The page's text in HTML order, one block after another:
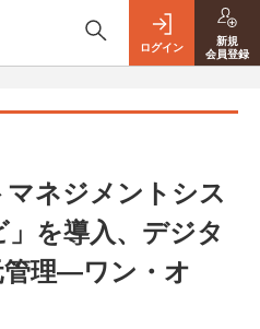
ログイン
新規
会員登録
ネジメントシス
を導入、デジタ
理―ワン・オ